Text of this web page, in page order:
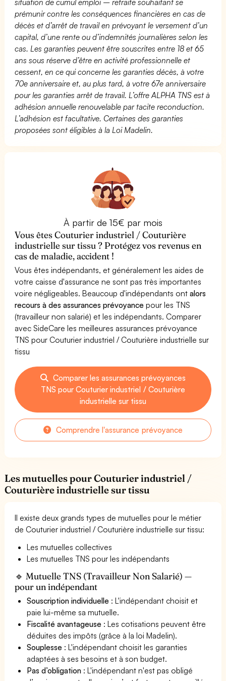
prémunir contre les conséquences financières en cas de
décès et d’arrêt de travail en prévoyant le versement d’un
capital, d’une rente ou d’indemnités journalières selon les
cas. Les garanties peuvent être souscrites entre 18 et 65
ans sous réserve d’être en activité professionnelle et
cessent, en ce qui concerne les garanties décès, à votre
70e anniversaire et, au plus tard, à votre 67e anniversaire
pour les garanties arrêt de travail. L’offre ALPHA TNS est à
adhésion annuelle renouvelable par tacite reconduction.
L’adhésion est facultative. Certaines des garanties
proposées sont éligibles à la Loi Madelin.
À partir de 15€ par mois
Vous êtes Couturier industriel / Couturière
industrielle sur tissu ? Protégez vos revenus en
cas de maladie, accident !
Vous êtes indépendants, et généralement les aides de
votre caisse d'assurance ne sont pas très importantes
voire négligeables. Beaucoup d'indépendants ontalors
recours à des assurances prévoyance pour les TNS
(travailleur non salarié) et les indépendants. Comparer
avec SideCare les meilleures assurances prévoyance
TNS pour Couturier industriel / Couturière industrielle sur
tissu
Comparer les assurances prévoyances
TNS pour Couturier industriel / Couturière
industrielle sur tissu
Comprendre l'assurance prévoyance
Les mutuelles pour Couturier industriel /
Couturière industrielle sur tissu
Il existe deux grands types de mutuelles pour le métier
de Couturier industriel / Couturière industrielle sur tissu:
Les mutuelles collectives
Les mutuelles TNS pour les indépendants
🔹 Mutuelle TNS (Travailleur Non Salarié) —
pour un indépendant
Souscription individuelle : L'indépendant choisit et
paie lui-même sa mutuelle.
Fiscalité avantageuse : Les cotisations peuvent être
déduites des impôts (grâce à la loi Madelin).
Souplesse : L'indépendant choisit les garanties
adaptées à ses besoins et à son budget.
Pas d’obligation : L'indépendant n'est pas obligé